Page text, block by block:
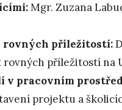
Mgr. Zuzana
rovných příležitostí:
příležitostí na
v pracovním
projektu a